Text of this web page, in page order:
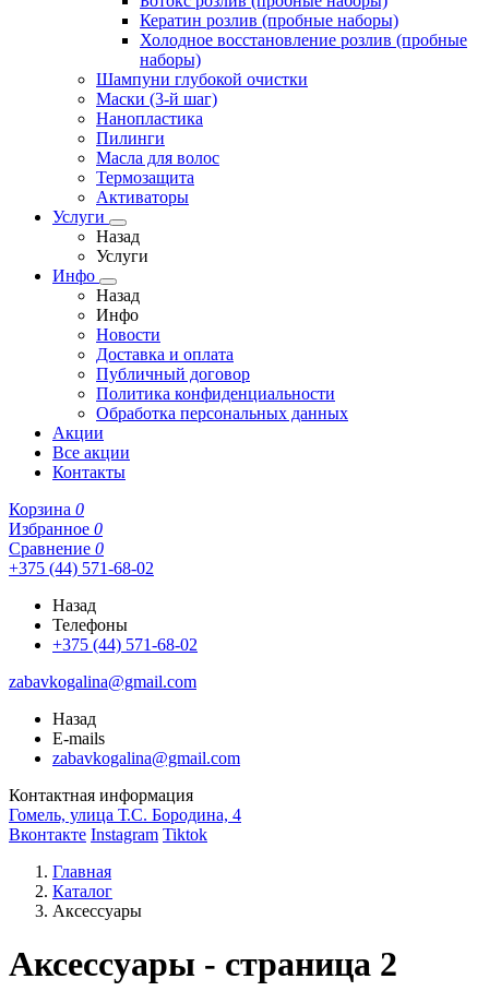
Кератин розлив (пробные наборы)
Холодное восстановление розлив (пробные
наборы)
Шампуни глубокой очистки
Маски (3-й шаг)
Нанопластика
Пилинги
Масла для волос
Термозащита
Активаторы
Услуги
Назад
Услуги
Инфо
Назад
Инфо
Новости
Доставка и оплата
Публичный договор
Политика конфиденциальности
Обработка персональных данных
Акции
Все акции
Контакты
Корзина 0
Избранное 0
Сравнение 0
+375 (44) 571-68-02
Назад
Телефоны
+375 (44) 571-68-02
zabavkogalina@gmail.com
Назад
E-mails
zabavkogalina@gmail.com
Контактная информация
Гомель, улица Т.С. Бородина, 4
Вконтакте Instagram Tiktok
Главная
Каталог
Аксессуары
Аксессуары - страница 2